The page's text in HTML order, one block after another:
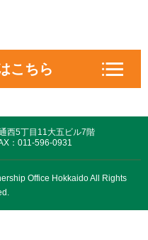
こちら
西5丁目11大五ビル7階
：011-596-0931
Office Hokkaido All Rights